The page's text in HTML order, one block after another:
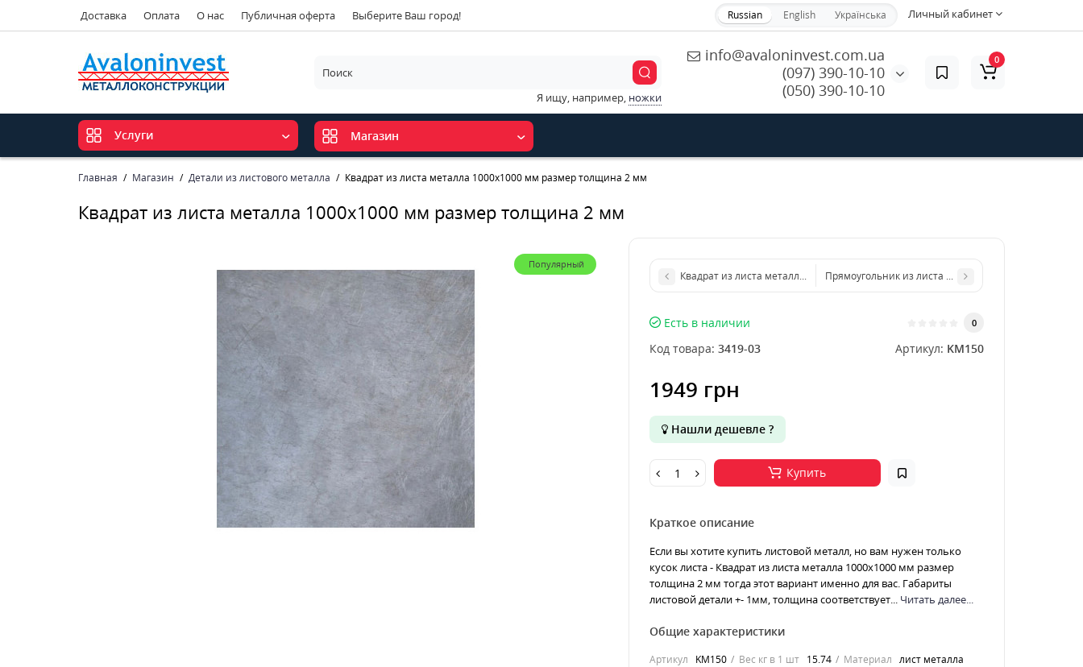
Доставка Оплата О нас Публичная оферта Выберите Ваш город! Личный кабинет
Russian English Українська
info@avaloninvest.com.ua
(097) 390-10-10
(050) 390-10-10
Я ищу, например, ножки
0
Услуги Магазин
Главная Магазин Детали из листового металла Квадрат из листа металла 1000х1000 мм размер толщина 2 мм
Квадрат из листа металла 1000х1000 мм размер толщина 2 мм
Популярный
Квадрат из листа металла 500х500 мм размер толщина 2 мм
Прямоугольник из листа металла 200х300 мм
Есть в наличии 0
Код товара: 3419-03 Артикул: KM150
1949 грн
Нашли дешевле ?
Купить
Краткое описание
Если вы хотите купить листовой металл, но вам нужен только
кусок листа - Квадрат из листа металла 1000х1000 мм размер
толщина 2 мм тогда этот вариант именно для вас. Габариты
листовой детали +- 1мм, толщина соответствует... Читать далее...
Общие характеристики
Артикул KM150 Вес кг в 1 шт 15.74 Материал лист металла